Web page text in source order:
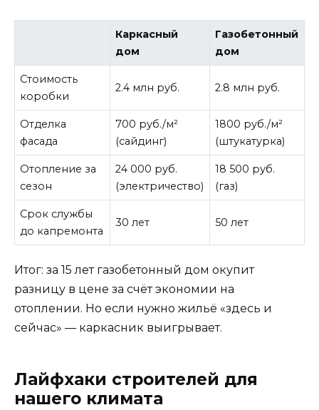
Каркасный
дом
Газобетонный
дом
Стоимость
коробки
2.4 млн руб. 2.8 млн руб.
Отделка
фасада
700 руб./м²
(сайдинг)
1800 руб./м²
(штукатурка)
Отопление за
сезон
24 000 руб.
(электричество)
18 500 руб.
(газ)
Срок службы
до капремонта
30 лет 50 лет
Итог: за 15 лет газобетонный дом окупит
разницу в цене за счёт экономии на
отоплении. Но если нужно жильё «здесь и
сейчас» — каркасник выигрывает.
Лайфхаки строителей для
нашего климата